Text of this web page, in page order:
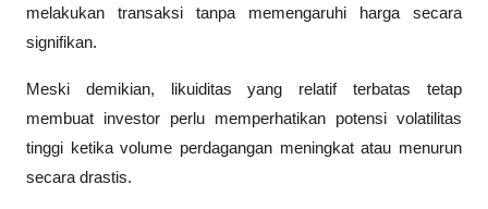
melakukan transaksi tanpa memengaruhi harga secara
signifikan.
Meski demikian, likuiditas yang relatif terbatas tetap
membuat investor perlu memperhatikan potensi volatilitas
tinggi ketika volume perdagangan meningkat atau menurun
secara drastis.